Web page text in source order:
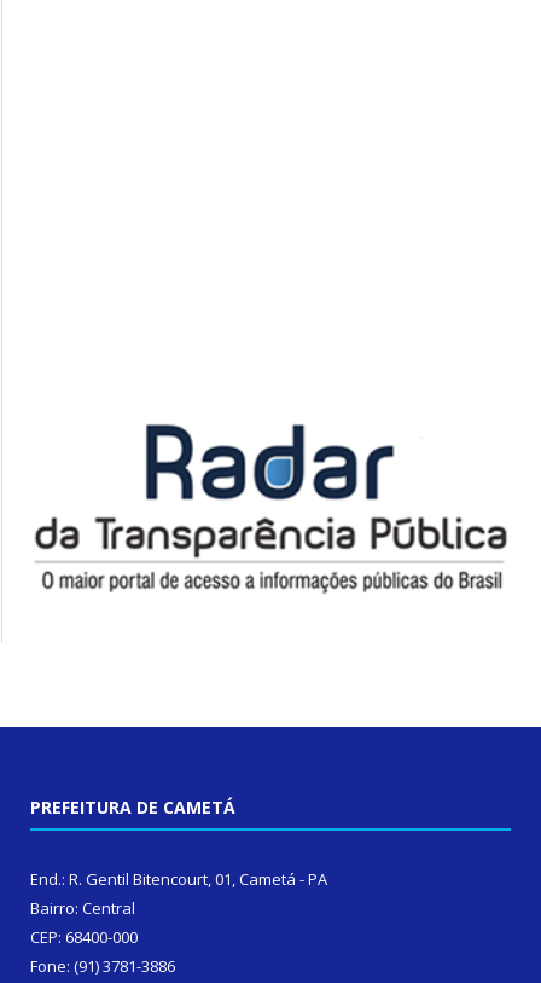
PREFEITURA DE CAMETÁ
End.: R. Gentil Bitencourt, 01, Cametá - PA
Bairro: Central
CEP: 68400-000
Fone: (91) 3781-3886